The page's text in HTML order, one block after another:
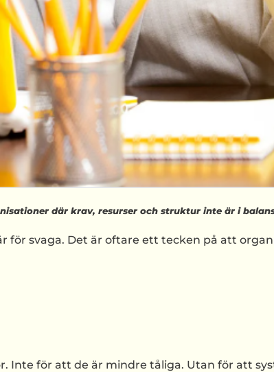
där krav, resurser och struktur inte är i
för svaga. Det är oftare ett tecken på att
Inte för att de är mindre tåliga. Utan för att